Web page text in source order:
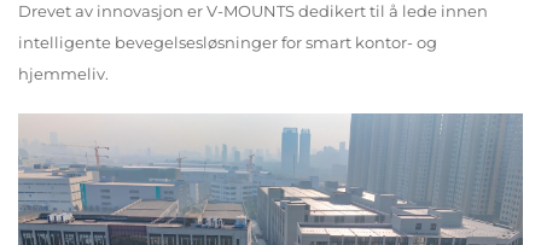
Drevet av innovasjon er V-MOUNTS dedikert til å lede innen
intelligente bevegelsesløsninger for smart kontor- og
hjemmeliv.